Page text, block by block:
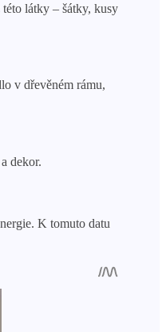
látky – šátky, kusy
v dřevěném rámu,
dekor.
K tomuto datu